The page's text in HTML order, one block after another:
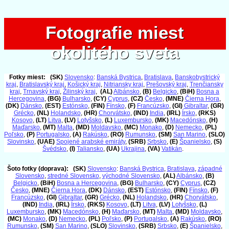
Fotografie miest
okolitého sveta
Fotografie miest
okolitého sveta
Fotky miest: (SK) Slovensko: Banská Bystrica, Bratislava, Banskobystrický
kraj, Bratislavský kraj, Košický kraj, Nitriansky kraj, Prešovský kraj, Trenčiansky
kraj, Trnavský kraj, Žilinský kraj, (AL)Albánsko, (B) Belgicko, (BiH) Bosna a
Hercegovina, (BG) Bulharsko, (CY) Cyprus, (CZ) Česko, (MNE) Čierna Hora,
(DK) Dánsko, (EST) Estónsko, (FIN) Fínsko, (F) Francúzsko, (GI) Gibraltar, (GR)
Grécko, (NL) Holandsko, (HR) Chorvátsko, (IND) India, (IRL) Írsko, (RKS)
Kosovo, (LT) Litva, (LV) Lotyšsko, (L) Luxembursko, (MK) Macedónsko, (H)
Maďarsko, (MT) Malta, (MD) Moldavsko, (MC) Monako, (D) Nemecko, (PL)
Poľsko, (P) Portugalsko, (A) Rakúsko, (RO) Rumunsko, (SM) San Marino, (SLO)
Slovinsko, (UAE) Spojené arabské emiráty, (SRB) Srbsko, (E) Španielsko, (S)
Švédsko, (I) Taliansko, (UA) Ukrajina, (VA) Vatikán.
Šoto fotky (doprava): (SK) Slovensko: Banská Bystrica, Bratislava, západné
Slovensko, stredné Slovensko, východné Slovensko, (AL)Albánsko, (B)
Belgicko, (BiH) Bosna a Hercegovina, (BG) Bulharsko, (CY) Cyprus, (CZ)
Česko, (MNE) Čierna Hora, (DK) Dánsko, (EST) Estónsko, (FIN) Fínsko, (F)
Francúzsko, (GI) Gibraltar, (GR) Grécko, (NL) Holandsko, (HR) Chorvátsko,
(IND) India, (IRL) Írsko, (RKS) Kosovo, (LT) Litva, (LV) Lotyšsko, (L)
Luxembursko, (MK) Macedónsko, (H) Maďarsko, (MT) Malta, (MD) Moldavsko,
(MC) Monako, (D) Nemecko, (PL) Poľsko, (P) Portugalsko, (A) Rakúsko, (RO)
Rumunsko, (SM) San Marino, (SLO) Slovinsko, (SRB) Srbsko, (E) Španielsko,